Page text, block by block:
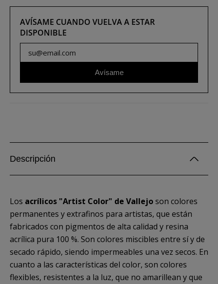
AVÍSAME CUANDO VUELVA A ESTAR
DISPONIBLE
Avísame
Descripción
Los acrílicos "Artist Color" de Vallejoson colores
permanentes y extrafinos para artistas, que están
fabricados con pigmentos de alta calidad y resina
acrílica pura 100 %. Son colores miscibles entre sí y de
secado rápido, siendo impermeables una vez secos. En
cuanto a las características del color, son colores
flexibles, resistentes a la luz, que no amarillean y que